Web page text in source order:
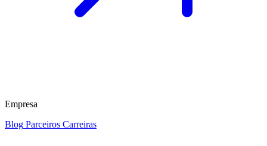
Empresa
Blog Parceiros Carreiras